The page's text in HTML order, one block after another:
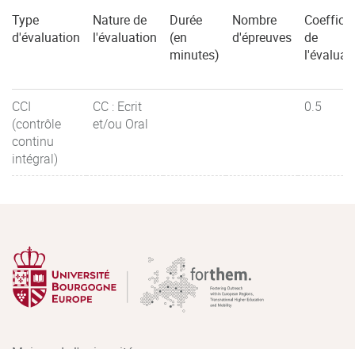
Type
d'évaluation
Nature de
l'évaluation
Durée
(en
minutes)
Nombre
d'épreuves
de
CCI
(contrôle
continu
intégral)
CC : Ecrit
et/ou Oral
0.5